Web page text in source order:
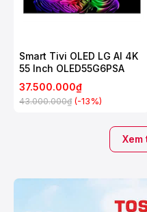
Smart Tivi OLED LG AI 4K
55 Inch OLED55G6PSA
37.500.000₫
43.000.000₫ (-13%)
Xem